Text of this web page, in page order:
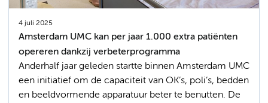
4 juli 2025
Amsterdam UMC kan per jaar 1.000 extra patiënten
opereren dankzij verbeterprogramma
Anderhalf jaar geleden startte binnen Amsterdam UMC
een initiatief om de capaciteit van OK’s, poli’s, bedden
en beeldvormende apparatuur beter te benutten. De